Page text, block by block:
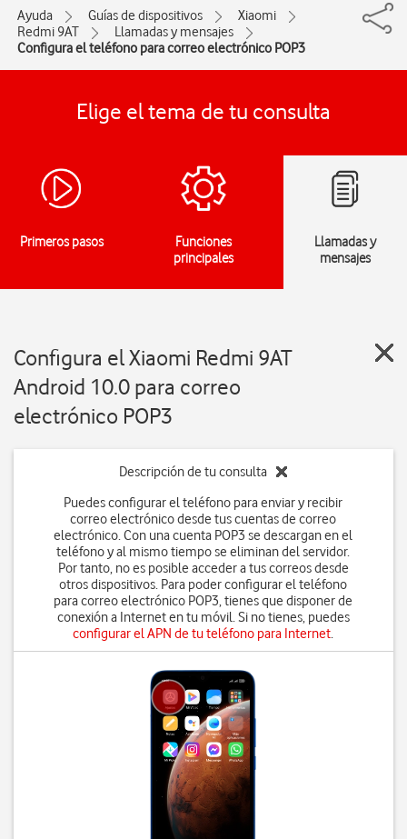
Ayuda Guías de dispositivos
Xiaomi
Redmi 9AT
Llamadas y mensajes
Configura el teléfono para correo electrónico POP3
Elige el tema de tu consulta
Primeros pasos
Funciones
principales
Llamadas y
mensajes
Configura el Xiaomi Redmi 9AT
Android 10.0 para correo
electrónico POP3
Descripción de tu consulta
Puedes configurar el teléfono para enviar y recibir
correo electrónico desde tus cuentas de correo
electrónico. Con una cuenta POP3 se descargan en el
teléfono y al mismo tiempo se eliminan del servidor.
Por tanto, no es posible acceder a tus correos desde
otros dispositivos. Para poder configurar el teléfono
para correo electrónico POP3, tienes que disponer de
conexión a Internet en tu móvil. Si no tienes, puedes
configurar el APN de tu teléfono para Internet.